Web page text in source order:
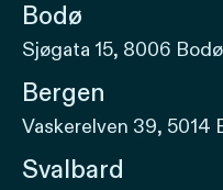
Bodø
Sjøgata 15, 8006 Bodø
Bergen
Vaskerelven 39, 5014
Svalbard